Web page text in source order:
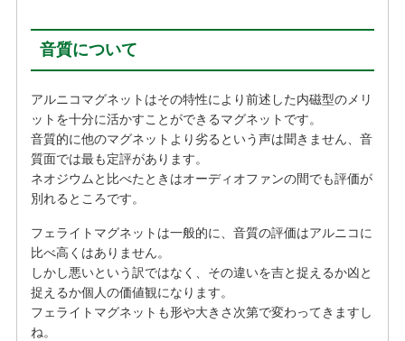
音質について
アルニコマグネットはその特性により前述した内磁型のメリ
ットを十分に活かすことができるマグネットです。
音質的に他のマグネットより劣るという声は聞きません、音
質面では最も定評があります。
ネオジウムと比べたときはオーディオファンの間でも評価が
別れるところです。
フェライトマグネットは一般的に、音質の評価はアルニコに
比べ高くはありません。
しかし悪いという訳ではなく、その違いを吉と捉えるか凶と
捉えるか個人の価値観になります。
フェライトマグネットも形や大きさ次第で変わってきますし
ね。